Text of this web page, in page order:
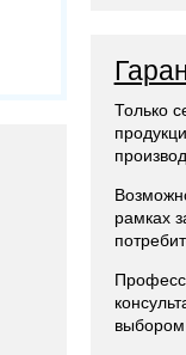
Только
рамках
выбором